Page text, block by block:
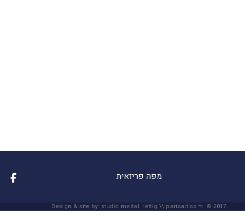
מפה פריזאית
Design & site by: studio meital rettig \\ parisait.com © 2017